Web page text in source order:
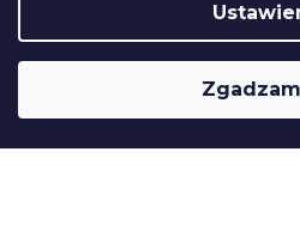
Pomoce
Edytuj